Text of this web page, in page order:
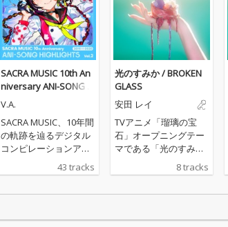
SACRA MUSIC 10th An
niversary ANI-SONG H
IGHLIGHTS Vol.2 2019-
V.A.
SACRA MUSIC、10年間
の軌跡を辿るデジタル
コンピレーションアル
弾となる「SACRA MUS
43 tracks
光のすみか / BROKEN
GLASS
安田 レイ
TVアニメ「瑠璃の宝
石」オープニングテー
マである「光のすみ
か」と新曲「BROKEN
GLASS」を収録
8 tracks